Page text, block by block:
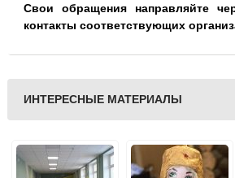
Свои обращения направляйте
контакты соответствующих
ИНТЕРЕСНЫЕ МАТЕРИАЛЫ